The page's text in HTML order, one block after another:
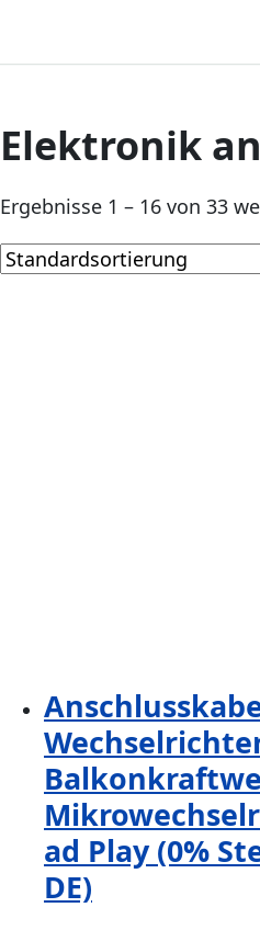
Elektronik
Ergebnisse 1 – 16 von 33
ad Play (0%
DE)